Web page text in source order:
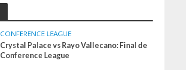
CONFERENCE LEAGUE
Crystal Palace vs Rayo Vallecano: Final de
Conference League